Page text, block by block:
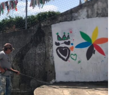
online
Exclusivos para
anual